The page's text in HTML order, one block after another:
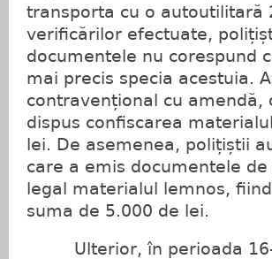
transporta cu o autoutilitară
verificărilor efectuate,
documentele nu corespund
mai precis specia acestuia.
contravențional cu amendă,
dispus confiscarea
lei. De asemenea, polițiștii
care a emis documentele
legal materialul lemnos,
suma de 5.000 de lei.
Ulterior, în perioada 16-